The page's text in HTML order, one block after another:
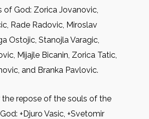
of God: Zorica Jovanovic,
Rade Radovic, Miroslav
Ostojic, Stanojla Varagic,
Mijajle Bicanin, Zorica Tatic,
and Branka Pavlovic.
repose of the souls of the
+Djuro Vasic, +Svetomir